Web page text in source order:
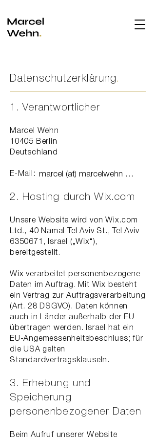
Datenschutzerklärung .
1. Verantwortlicher
Marcel Wehn
10405 Berlin
Deutschland
E-Mail:
2. Hosting durch Wix.com
Unsere Website wird von Wix.com
Ltd., 40 Namal Tel Aviv St., Tel Aviv
6350671 , Israel („Wix“),
bereitgestellt.
Wix verarbeitet personenbezogene
Daten im Auftrag. Mit Wix besteht
ein Vertrag zur Auftragsverarbeitung
(Art. 28 DSGVO). Daten können
auch in Länder außerhalb der EU
übertragen werden. Israel hat ein
EU-Angemessenheitsbeschluss; für
die USA gelten
Standardvertragsklauseln.
3. Erhebung und
Speicherung
personenbezogener Daten
Beim Aufruf unserer Website
marcel (at) marcelwehn (dot) de